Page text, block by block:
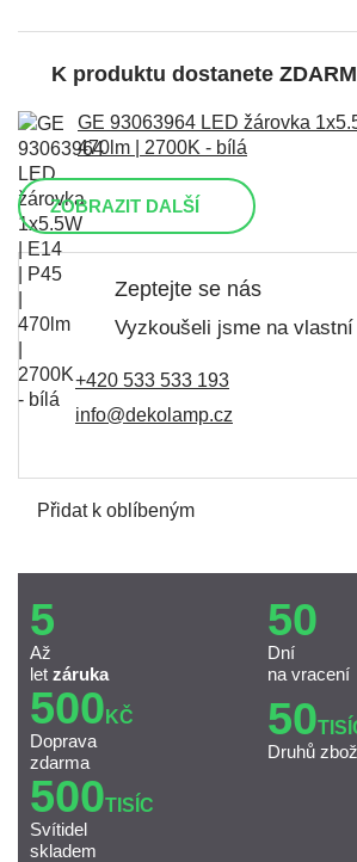
K produktu dostanete
GE 93063964 LED žárovka
470lm | 2700K - bílá
ZOBRAZIT DALŠÍ
Zeptejte se nás
Vyzkoušeli jsme na vlastní
+420 533 533 193
info@dekolamp.cz
Přidat k oblíbeným
5
Až
let záruka
50
Dní
na vracení
500 KČ
Doprava
zdarma
50
Druhů
500TISÍC
Svítidel
skladem